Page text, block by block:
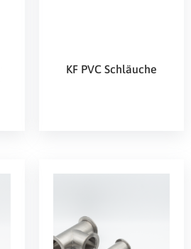
KF PVC Schläuche